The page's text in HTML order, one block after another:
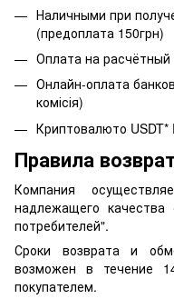
Наличными при
(предоплата 150грн)
Оплата на
Онлайн-оплата
комісія)
Криптовалюто USDT*
Правила
Компания
надлежащего
потребителей".
Сроки возврата и
возможен в течение
покупателем.